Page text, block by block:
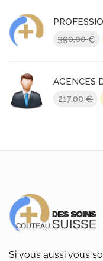
390,00€
AGENCES
217,00€
Si vous aussi vous